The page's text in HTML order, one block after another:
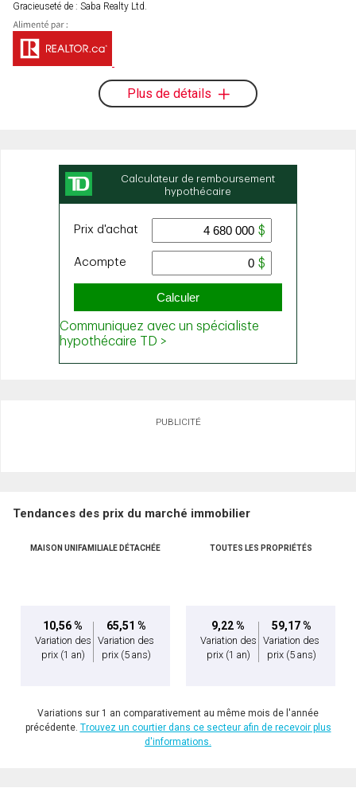
Gracieuseté de : Saba Realty Ltd.
Plus de détails
PUBLICITÉ
Tendances des prix du marché immobilier
MAISON UNIFAMILIALE DÉTACHÉE
10,56 %
Variation des
prix (1 an)
65,51 %
Variation des
prix (5 ans)
TOUTES LES PROPRIÉTÉS
9,22 %
Variation des
prix (1 an)
59,17 %
Variation des
prix (5 ans)
Variations sur 1 an comparativement au même mois de l'année
précédente. Trouvez un courtier dans ce secteur afin de recevoir plus
d'informations.